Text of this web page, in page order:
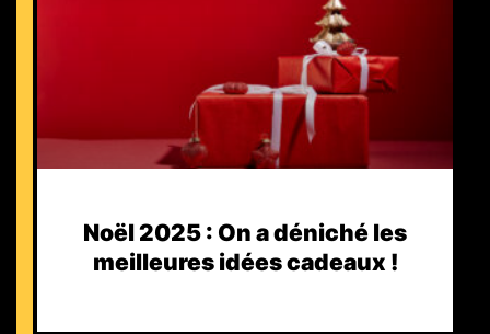
Noël 2025 : On a déniché les
meilleures idées cadeaux !